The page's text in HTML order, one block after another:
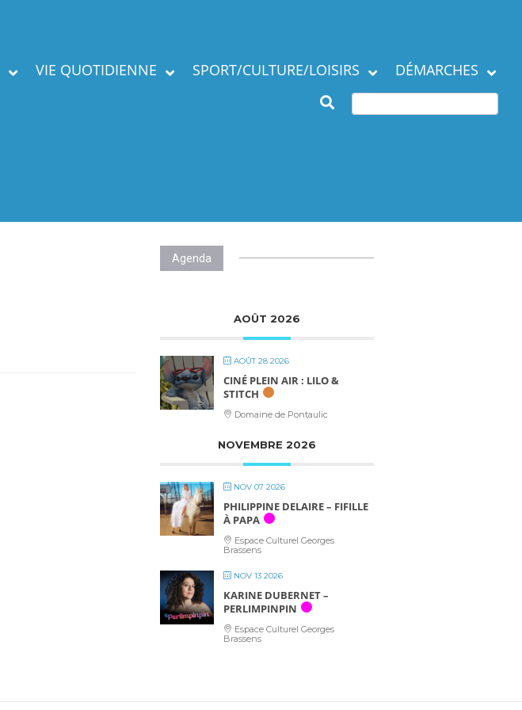
VIE QUOTIDIENNE SPORT/CULTURE/LOISIRS
associations
DÉMARCHES
Agenda
AOÛT 2026
AOÛT 28 2026
CINÉ PLEIN AIR : LILO &
STITCH
Domaine de Pontaulic
NOVEMBRE 2026
NOV 07 2026
PHILIPPINE DELAIRE – FIFILLE
À PAPA
Espace Culturel Georges
Brassens
NOV 13 2026
KARINE DUBERNET –
PERLIMPINPIN
Espace Culturel Georges
Brassens